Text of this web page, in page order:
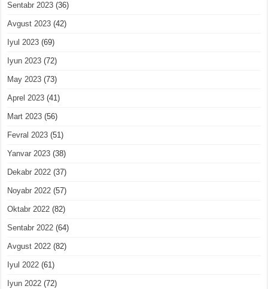
Sentabr 2023 (36)
Avgust 2023 (42)
Iyul 2023 (69)
Iyun 2023 (72)
May 2023 (73)
Aprel 2023 (41)
Mart 2023 (56)
Fevral 2023 (51)
Yanvar 2023 (38)
Dekabr 2022 (37)
Noyabr 2022 (57)
Oktabr 2022 (82)
Sentabr 2022 (64)
Avgust 2022 (82)
Iyul 2022 (61)
Iyun 2022 (72)